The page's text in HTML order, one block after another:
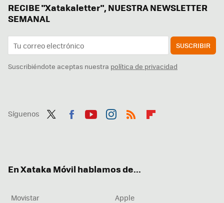
RECIBE "Xatakaletter", NUESTRA NEWSLETTER
SEMANAL
SUSCRIBIR
Suscribiéndote aceptas nuestra política de privacidad
Síguenos
En Xataka Móvil hablamos de...
Movistar
Apple